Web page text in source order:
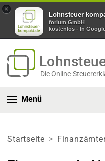
×
Lohnsteuer
forium GmbH
kostenlos - In
Die Online-
Menü
Startseite